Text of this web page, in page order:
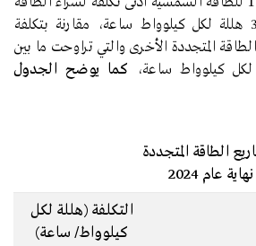
في المملكة حيث بلغ 3.9 هللة لكل كيلوواط ساعة، مقارنة بتكلفة
المتجددة الأخرى والتي تراوحت ما بين
كما يوضح الجدول
الطاقة المتجددة
عام 2024
التكلفة (هللة لكل
كيلوواط/ ساعة)